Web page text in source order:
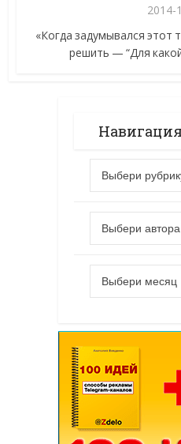
2014-
«Когда задумывался этот
решить — “Для